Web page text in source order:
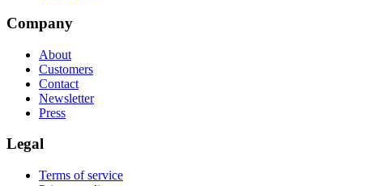
Company
About
Customers
Contact
Newsletter
Press
Legal
Terms of service